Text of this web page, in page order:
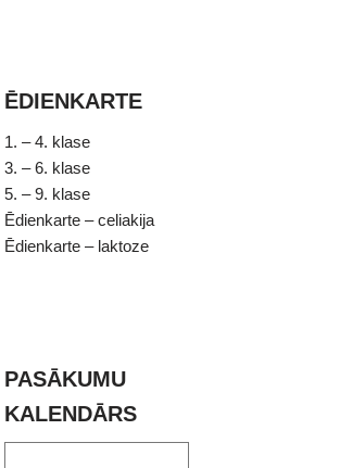
ĒDIENKARTE
1. – 4. klase
3. – 6. klase
5. – 9. klase
Ēdienkarte – celiakija
Ēdienkarte – laktoze
PASĀKUMU
KALENDĀRS